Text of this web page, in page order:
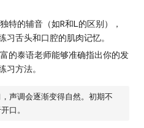
特的辅音（如R和L的区别），
习舌头和口腔的肌肉记忆。
的泰语老师能够准确指出你的发
习方法。
声调会逐渐变得自然。初期不
口。